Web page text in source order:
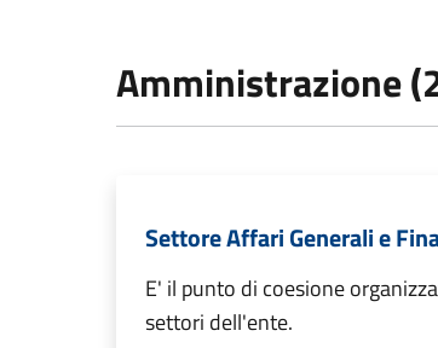
Amministrazione
Settore Affari Generali e
E' il punto di coesione
settori dell'ente.